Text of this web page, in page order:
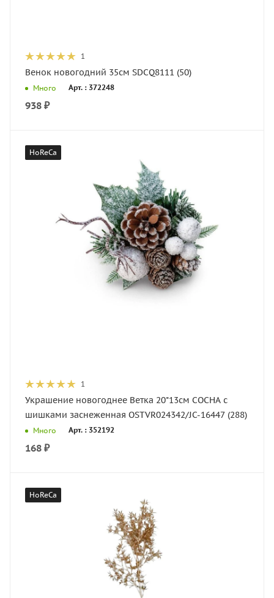
1
Венок новогодний 35см SDCQ8111 (50)
Много Арт. : 372248
938 ₽
HoReCa
1
Украшение новогоднее Ветка 20*13см СОСНА с
шишками заснеженная OSTVR024342/JC-16447 (288)
Много Арт. : 352192
168 ₽
HoReCa